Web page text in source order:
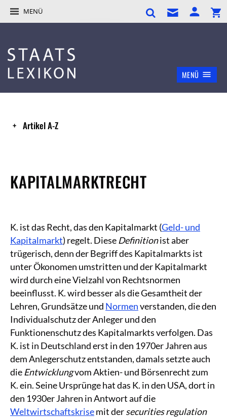
MENÜ
MENÜ
Artikel A-Z
KAPITALMARKTRECHT
K. ist das Recht, das den Kapitalmarkt (Geld- und
Kapitalmarkt) regelt. Diese Definitionist aber
trügerisch, denn der Begriff des Kapitalmarkts ist
unter Ökonomen umstritten und der Kapitalmarkt
wird durch eine Vielzahl von Rechtsnormen
beeinflusst. K. wird besser als die Gesamtheit der
Lehren, Grundsätze und Normenverstanden, die den
Individualschutz der Anleger und den
Funktionenschutz des Kapitalmarkts verfolgen. Das
K. ist in Deutschland erst in den 1970er Jahren aus
dem Anlegerschutz entstanden, damals setzte auch
die Entwicklungvom Aktien- und Börsenrecht zum
K. ein. Seine Ursprünge hat das K. in den USA, dort in
den 1930er Jahren in Antwort auf die
Weltwirtschaftskrisemit dersecurities regulation